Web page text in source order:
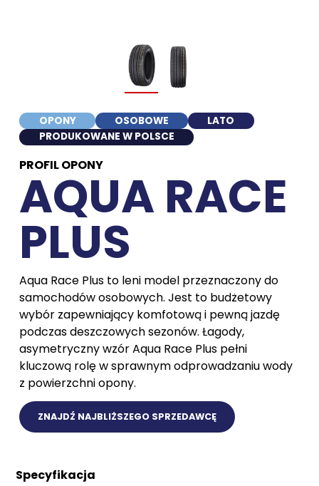
OPONY OSOBOWE
LATO
PRODUKOWANE W POLSCE
PROFIL OPONY
AQUA RACE
PLUS
Aqua Race Plus to leni model przeznaczony do
samochodów osobowych. Jest to budżetowy
wybór zapewniający komfotową i pewną jazdę
podczas deszczowych sezonów. Łagody,
asymetryczny wzór Aqua Race Plus pełni
kluczową rolę w sprawnym odprowadzaniu wody
z powierzchni opony.
ZNAJDŹ NAJBLIŻSZEGO SPRZEDAWCĘ
Specyfikacja